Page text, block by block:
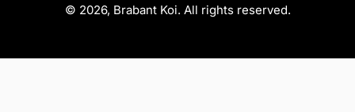
© 2026, Brabant Koi. All rights reserved.